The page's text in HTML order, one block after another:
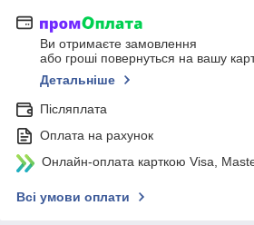
Ви отримаєте замовлення
або гроші повернуться на вашу
Детальніше
Післяплата
Оплата на рахунок
Онлайн-оплата карткою Visa,
Всі умови оплати